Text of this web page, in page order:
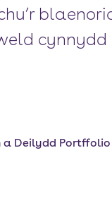
cynnydd
a Deilydd